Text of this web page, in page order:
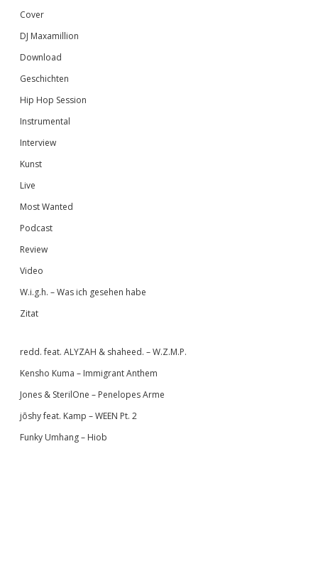
Cover
DJ Maxamillion
Download
Geschichten
Hip Hop Session
Instrumental
Interview
Kunst
Live
Most Wanted
Podcast
Review
Video
W.i.g.h. – Was ich gesehen habe
Zitat
redd. feat. ALYZAH & shaheed. – W.Z.M.P.
Kensho Kuma – Immigrant Anthem
Jones & SterilOne – Penelopes Arme
jōshy feat. Kamp – WEEN Pt. 2
Funky Umhang – Hiob